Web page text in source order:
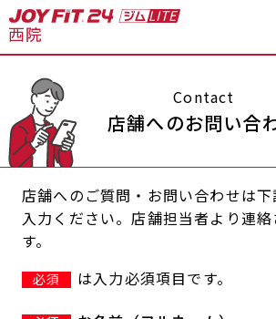
店舗トップ
会員の方へトップ
会員様へのお知らせ
オプション料金
入会するトップ
Contact
店舗へのお問い合
店舗へのご質問・お問い合わせは
入力ください。店舗担当者より連
す。
必須
は入力必須項目です。